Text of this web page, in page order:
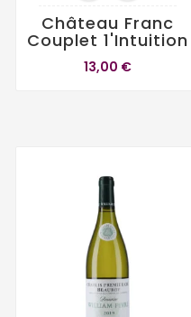
Château Franc
Couplet 1'intuition
13,00 €